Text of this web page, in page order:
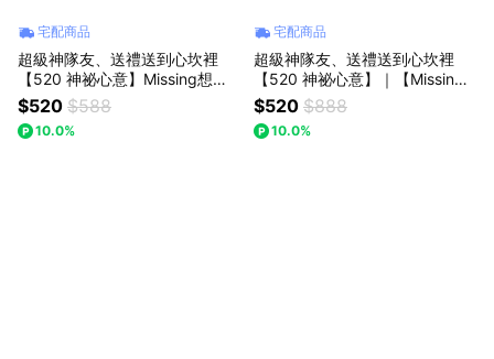
宅配商品
超級神隊友、送禮送到心坎裡
【520 神祕心意】Missing想念
你｜(迷你口袋花束) 紫羅蘭玫瑰
花束：獨一無二的浪漫，以後都
陪你走花路
$520 $588
10.0%
宅配商品
超級神隊友、送禮送到心坎裡
【520 神祕心意】｜【Missing
想念你】｜勿忘我針織花 ：手作
的恆久祝福 七夕情人節/父親節
(預購)
$520 $888
10.0%